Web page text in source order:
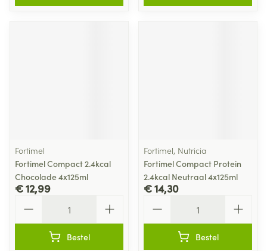
Fortimel
Fortimel Compact 2.4kcal
Chocolade 4x125ml
€ 12,99
Bestel
Fortimel, Nutricia
Fortimel Compact Protein
2.4kcal Neutraal 4x125ml
€ 14,30
Bestel